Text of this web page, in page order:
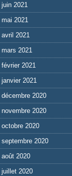
juin 2021
mai 2021
avril 2021
mars 2021
février 2021
janvier 2021
décembre 2020
novembre 2020
octobre 2020
septembre 2020
août 2020
juillet 2020